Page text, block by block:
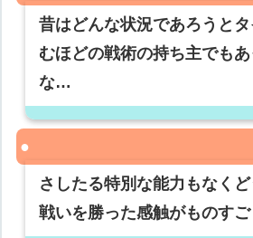
昔はどんな状況であろうと
むほどの戦術の持ち主でも
な…
さしたる特別な能力もなく
戦いを勝った感触がものす